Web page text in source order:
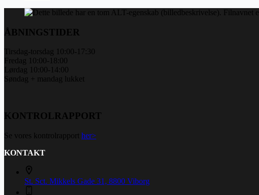
ÅBNINGSTIDER
Tirsdag-torsdag 10:00-17:30
Fredag 10:00-18:00
Lørdag 10:00-14:00
Søndag + mandag lukket
KONTROLRAPPORT
Se vores kontrolrapport her>
KONTAKT
St. Sct. Mikkels Gade 31, 8800 Viborg